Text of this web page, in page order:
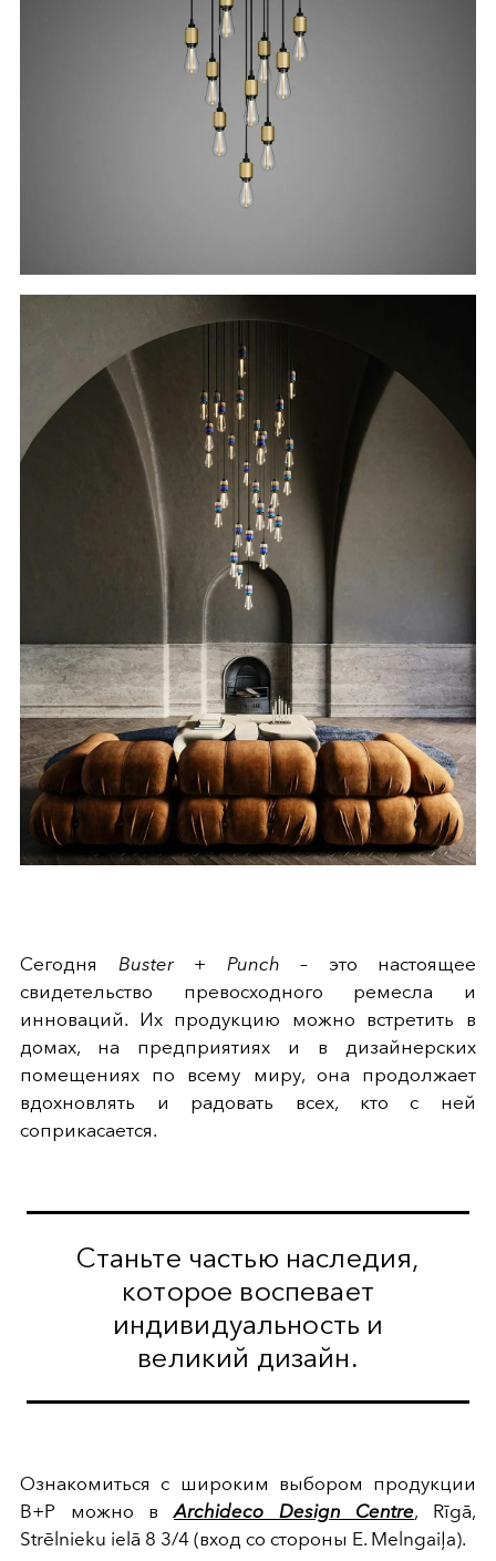
Сегодня Buster + Punch – это настоящее
свидетельство превосходного ремесла и
инноваций. Их продукцию можно встретить в
домах, на предприятиях и в дизайнерских
помещениях по всему миру, она продолжает
вдохновлять и радовать всех, кто с ней
соприкасается.
Станьте частью наследия,
которое воспевает
индивидуальность и
великий дизайн.
Ознакомиться с широким выбором продукции
B+P можно вArchideco Design Centre, Rīgā,
Strēlnieku ielā 8 3/4 (вход со стороны E. Melngaiļa).